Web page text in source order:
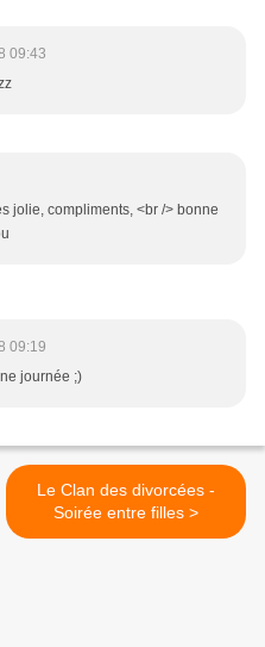
09:43
jolie, compliments, <br /> bonne
09:19
journée ;)
Le Clan des divorcées -
Soirée entre filles >